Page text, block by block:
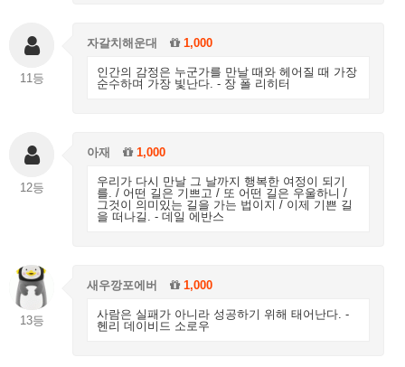
11등
자갈치해운대 1,000
인간의 감정은 누군가를 만날 때와 헤어질 때 가장
순수하며 가장 빛난다. - 장 폴 리히터
12등
아재 1,000
우리가 다시 만날 그 날까지 행복한 여정이 되기
를. / 어떤 길은 기쁘고 / 또 어떤 길은 우울하니 /
그것이 의미있는 길을 가는 법이지 / 이제 기쁜 길
을 떠나길. - 데일 에반스
13등
새우깡포에버 1,000
사람은 실패가 아니라 성공하기 위해 태어난다. -
헨리 데이비드 소로우